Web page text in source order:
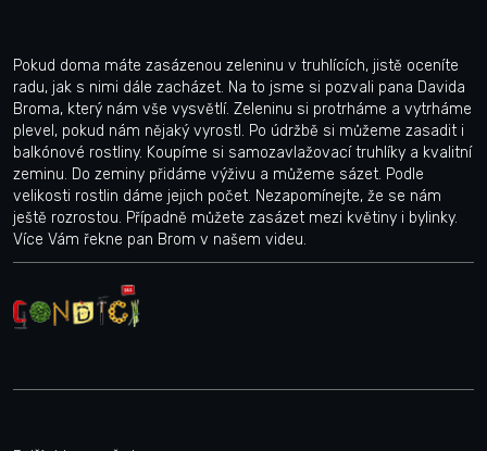
Pokud doma máte zasázenou zeleninu v truhlících, jistě oceníte
radu, jak s nimi dále zacházet. Na to jsme si pozvali pana Davida
Broma, který nám vše vysvětlí. Zeleninu si protrháme a vytrháme
plevel, pokud nám nějaký vyrostl. Po údržbě si můžeme zasadit i
balkónové rostliny. Koupíme si samozavlažovací truhlíky a kvalitní
zeminu. Do zeminy přidáme výživu a můžeme sázet. Podle
velikosti rostlin dáme jejich počet. Nezapomínejte, že se nám
ještě rozrostou. Případně můžete zasázet mezi květiny i bylinky.
Více Vám řekne pan Brom v našem videu.